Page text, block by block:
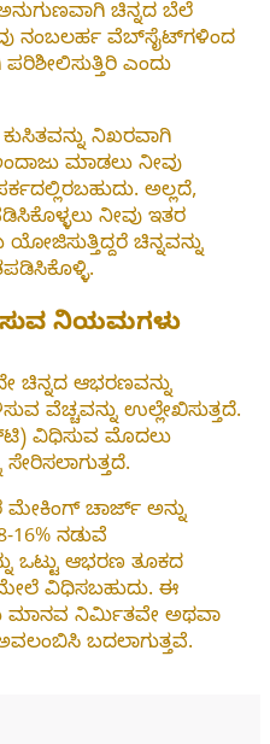
ಚಿನ್ನದ ಬೆಲೆ
ನಂಬಲರ್ಹ ವೆಬ್‌ಸೈಟ್‌ಗಳಿಂದ
ಎಂದು
ನಿಖರವಾಗಿ
ಮಾಡಲು ನೀವು
ಅಲ್ಲದೆ,
ನೀವು ಇತರ
ಚಿನ್ನವನ್ನು
ನಿಯಮಗಳು
ಚಿನ್ನದ ಆಭರಣವನ್ನು
ವೆಚ್ಚವನ್ನು ಉಲ್ಲೇಖಿಸುತ್ತದೆ.
ವಿಧಿಸುವ ಮೊದಲು
ಮೇಕಿಂಗ್ ಚಾರ್ಜ್ ಅನ್ನು
16% ನಡುವೆ
ಒಟ್ಟು ಆಭರಣ ತೂಕದ
ಮೇಲೆ ವಿಧಿಸಬಹುದು. ಈ
ಮಾನವ ನಿರ್ಮಿತವೇ ಅಥವಾ
ಬದಲಾಗುತ್ತವೆ.